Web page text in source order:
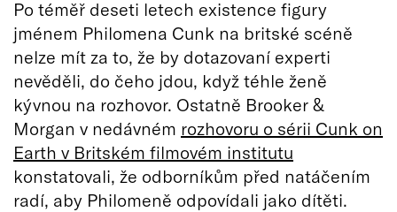
Po téměř deseti letech existence figury
jménem Philomena Cunk na britské scéně
nelze mít za to, že by dotazovaní experti
nevěděli, do čeho jdou, když téhle ženě
kývnou na rozhovor. Ostatně Brooker &
Morgan v nedávném rozhovoru o sérii Cunk on
Earth v Britském filmovém institutu
konstatovali, že odborníkům před natáčením
radí, aby Philomeně odpovídali jako dítěti.